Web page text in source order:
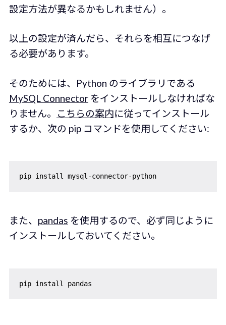
設定方法が異なるかもしれません）。
以上の設定が済んだら、それらを相互につなげ
る必要があります。
そのためには、Python のライブラリである
MySQL Connectorをインストールしなければな
りません。
こちらの案内に従ってインストール
するか、次の pip コマンドを使用してください:
pip install mysql-connector-python
また、 pandas を使用するので、必ず同じように
インストールしておいてください。